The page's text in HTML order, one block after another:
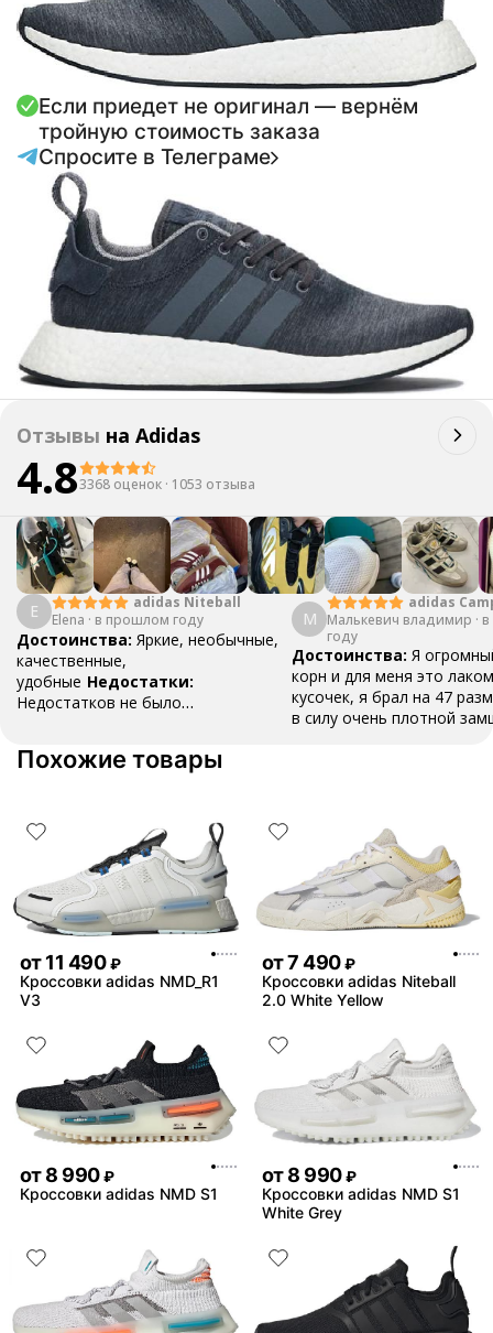
Если приедет не оригинал — вернём
тройную стоимость заказа
Спросите в Телеграме
Отзывы на Adidas
4.83368 оценок · 1053 отзыва
E
adidas Niteball
Elena · в прошлом году
Достоинства: Яркие, необычные,
качественные,
удобные Недостатки:
Недостатков не было
упаковано
М
adidas
Малькевич владимир ·
году
Достоинства: Я
корн и для меня это
кусочек, я брал на 47
в силу очень плотной
замша , это все ,но это
времени Комментарий:
фанатов это пушка ,
пожалеете
Похожие товары
от11 490 ₽
Кроссовки adidas NMD_R1
V3
от7 490 ₽
Кроссовки adidas Niteball
2.0 White Yellow
от8 990 ₽
Кроссовки adidas NMD S1
от8 990 ₽
Кроссовки adidas NMD S1
White Grey